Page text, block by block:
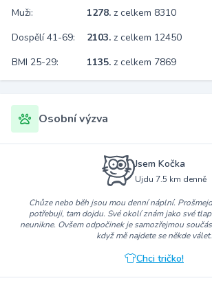
Muži:
1278. z celkem 8310
Dospělí 41-69:
2103. z celkem 12450
BMI 25-29:
1135. z celkem 7869
Osobní výzva
Jsem Kočka
Ujdu 7.5 km denně
Chůze nebo běh jsou mou denní náplní.
potřebuji, tam dojdu. Své okolí znám jako své
neunikne. Ovšem odpočinek je samozřejmou
když mě najdete se někde válet.
Chci tričko!